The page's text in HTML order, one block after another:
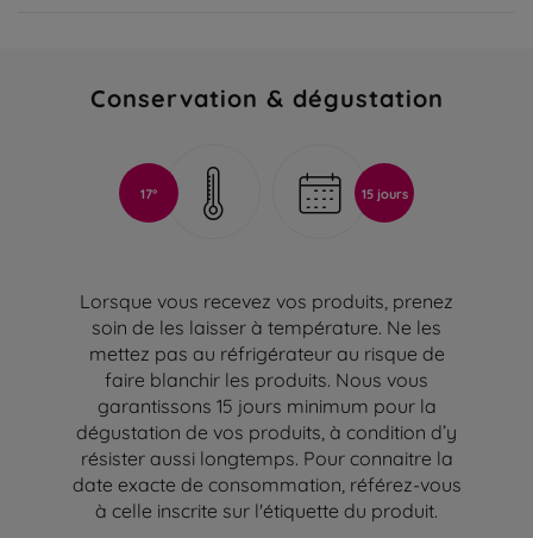
Conservation & dégustation
17° 15 jours
Lorsque vous recevez vos produits, prenez
soin de les laisser à température. Ne les
mettez pas au réfrigérateur au risque de
faire blanchir les produits. Nous vous
garantissons 15 jours minimum pour la
dégustation de vos produits, à condition d’y
résister aussi longtemps. Pour connaitre la
date exacte de consommation, référez-vous
à celle inscrite sur l'étiquette du produit.